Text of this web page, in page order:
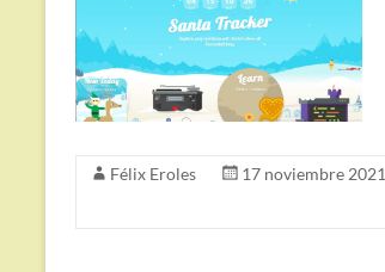
Félix Eroles 17 noviembre 2021